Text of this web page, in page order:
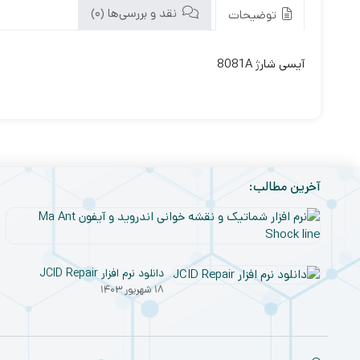
توضیحات نقد و بررسی‌ها (0)
آیسی شارژ 8081A
آخرین مطالب:
دانلود نرم افزار JCID Repair
۱۸ شهریور ۱۴۰۳